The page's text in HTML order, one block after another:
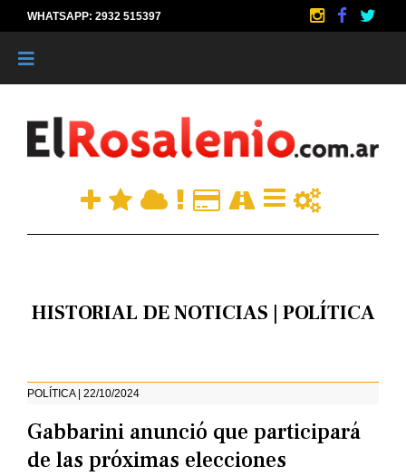
WHATSAPP: 2932 515397
HISTORIAL DE NOTICIAS | POLÍTICA
POLÍTICA | 22/10/2024
Gabbarini anunció que participará
de las próximas elecciones